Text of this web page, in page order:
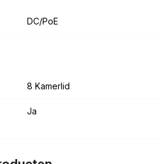
DC/PoE
8 Kamerlid
Ja